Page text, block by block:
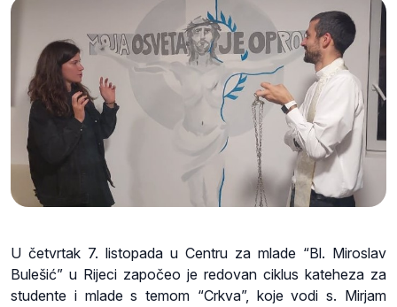
U četvrtak 7. listopada u Centru za mlade “Bl. Miroslav
Bulešić” u Rijeci započeo je redovan ciklus kateheza za
studente i mlade s temom “Crkva”, koje vodi s. Mirjam